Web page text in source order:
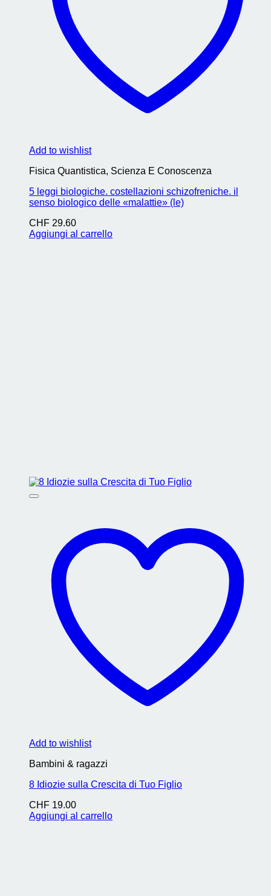
Add to wishlist
Fisica Quantistica, Scienza E Conoscenza
5 leggi biologiche. costellazioni schizofreniche. il
senso biologico delle «malattie» (le)
CHF 29.60
Aggiungi al carrello
Add to wishlist
Bambini & ragazzi
8 Idiozie sulla Crescita di Tuo Figlio
CHF 19.00
Aggiungi al carrello